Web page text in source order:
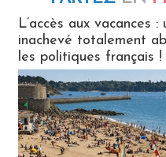
L’accès aux vacances :
inachevé totalement
les politiques français !